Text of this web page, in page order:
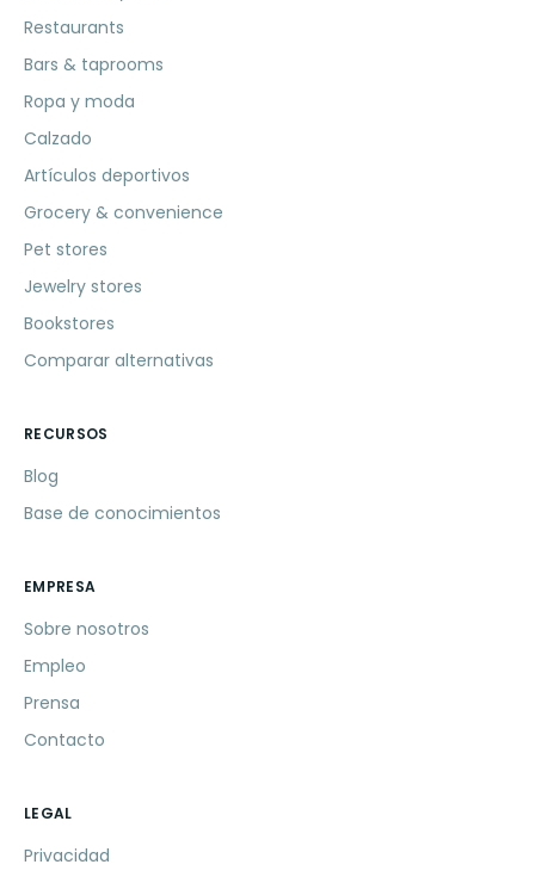
Restaurants
Bars & taprooms
Ropa y moda
Calzado
Artículos deportivos
Grocery & convenience
Pet stores
Jewelry stores
Bookstores
Comparar alternativas
RECURSOS
Blog
Base de conocimientos
EMPRESA
Sobre nosotros
Empleo
Prensa
Contacto
LEGAL
Privacidad